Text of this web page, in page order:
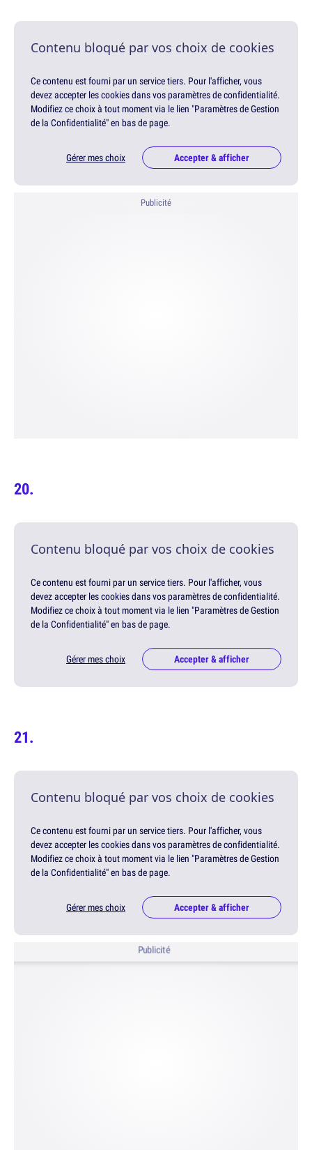
Contenu bloqué par vos choix de cookies
Ce contenu est fourni par un service tiers. Pour l'afficher, vous
devez accepter les cookies dans vos paramètres de confidentialité.
Modifiez ce choix à tout moment via le lien "Paramètres de Gestion
de la Confidentialité" en bas de page.
Gérer mes choix Accepter & afficher
Publicité
Contenu bloqué par vos choix de cookies
Ce contenu est fourni par un service tiers. Pour l'afficher, vous
devez accepter les cookies dans vos paramètres de confidentialité.
Modifiez ce choix à tout moment via le lien "Paramètres de Gestion
de la Confidentialité" en bas de page.
Gérer mes choix Accepter & afficher
Contenu bloqué par vos choix de cookies
Ce contenu est fourni par un service tiers. Pour l'afficher, vous
devez accepter les cookies dans vos paramètres de confidentialité.
Modifiez ce choix à tout moment via le lien "Paramètres de Gestion
de la Confidentialité" en bas de page.
Gérer mes choix Accepter & afficher
Publicité